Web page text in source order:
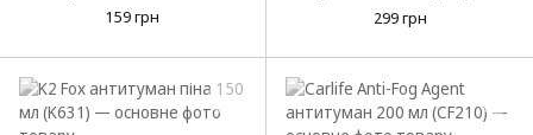
159 грн
мл (53951)
299 грн